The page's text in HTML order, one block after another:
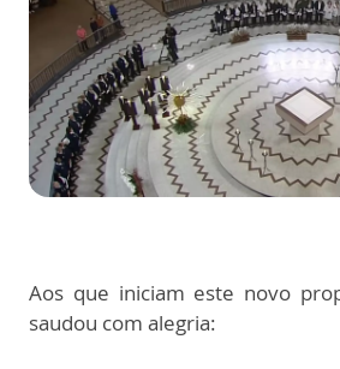
Aos que iniciam este novo
saudou com alegria: